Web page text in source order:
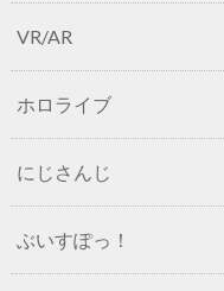
VR/AR
ホロライブ
にじさんじ
ぶいすぽっ！